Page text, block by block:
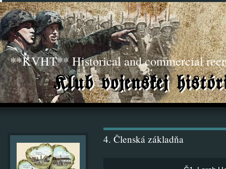
**KVHT** Historical and commercial
4. Členská základňa